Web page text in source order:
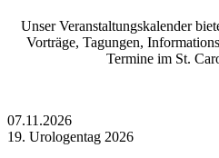
Unser Veranstaltungskalender
Vorträge, Tagungen,
Termine im St.
07.11.2026
19. Urologentag 2026